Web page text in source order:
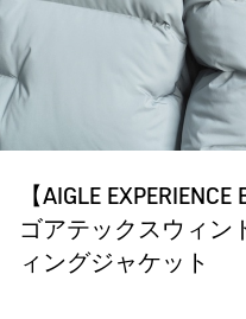
【AIGLE EXPERIENCE
ゴアテックスウィ
ィングジャケット